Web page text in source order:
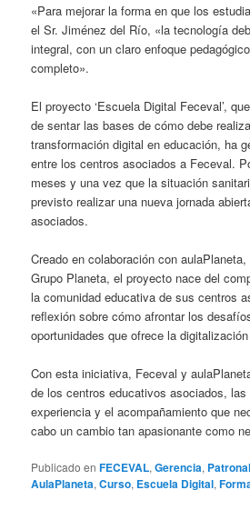
«Para mejorar la forma en que los
el Sr. Jiménez del Río, «la tecnología
integral, con un claro enfoque
completo».
El proyecto ‘Escuela Digital Feceval’,
de sentar las bases de cómo debe
transformación digital en educación, ha
entre los centros asociados a Feceval.
meses y una vez que la situación
previsto realizar una nueva jornada
asociados.
Creado en colaboración con
Grupo Planeta, el proyecto nace del
la comunidad educativa de sus centros
reflexión sobre cómo afrontar los
oportunidades que ofrece la
Con esta iniciativa, Feceval y
de los centros educativos asociados,
experiencia y el acompañamiento que
cabo un cambio tan apasionante como
Publicado en FECEVAL,Gerencia, Patronal
AulaPlaneta,Curso, Escuela Digital,